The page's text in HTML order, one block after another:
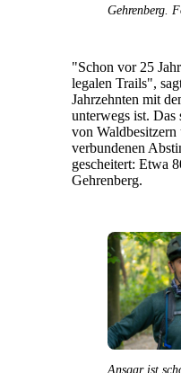
Gehrenberg.
"Schon vor 25
legalen Trails",
Jahrzehnten mit
unterwegs ist. Das
von Waldbesitzern
verbundenen
gescheitert: Etwa
Gehrenberg.
Ansgar ist